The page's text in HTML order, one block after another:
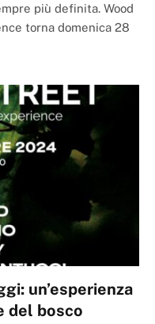
più definita. Wood
torna domenica 28
un’esperienza
del bosco